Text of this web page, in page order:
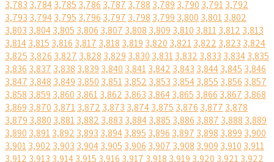
3,783 3,7843,785 3,786 3,787 3,788 3,789 3,790 3,7913,792
3,793 3,7943,795 3,796 3,797 3,798 3,799 3,800 3,8013,802
3,803 3,8043,805 3,806 3,807 3,808 3,809 3,810 3,8113,812 3,813
3,8143,815 3,816 3,817 3,818 3,819 3,820 3,8213,822 3,823 3,824
3,825 3,826 3,827 3,828 3,829 3,830 3,8313,832 3,833 3,8343,835
3,836 3,837 3,838 3,839 3,840 3,8413,842 3,843 3,8443,845 3,846
3,847 3,848 3,849 3,850 3,8513,852 3,853 3,8543,855 3,856 3,857
3,858 3,859 3,860 3,8613,862 3,863 3,8643,865 3,866 3,867 3,868
3,869 3,870 3,8713,872 3,873 3,8743,875 3,876 3,877 3,878
3,879 3,880 3,8813,882 3,883 3,8843,885 3,886 3,887 3,888 3,889
3,890 3,8913,892 3,893 3,8943,895 3,896 3,897 3,898 3,899 3,900
3,9013,902 3,903 3,9043,905 3,906 3,907 3,908 3,909 3,910 3,911
3,912 3,913 3,9143,915 3,916 3,917 3,918 3,919 3,920 3,9213,922